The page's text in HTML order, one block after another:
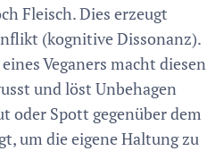
Fleisch. Dies erzeugt
(kognitive Dissonanz).
Veganers macht diesen
und löst Unbehagen
oder Spott gegenüber dem
um die eigene Haltung zu